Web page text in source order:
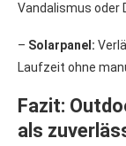
Vandalismus oder
– Solarpanel:
Laufzeit ohne
Fazit:
als